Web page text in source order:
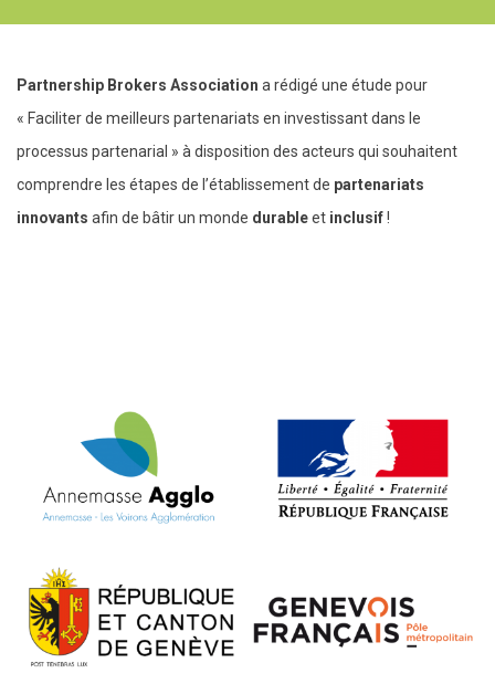
Partnership Brokers Association a rédigé une étude pour
« Faciliter de meilleurs partenariats en investissant dans le
processus partenarial » à disposition des acteurs qui souhaitent
comprendre les étapes de l’établissement de partenariats
innovants afin de bâtir un monde durableet inclusif!